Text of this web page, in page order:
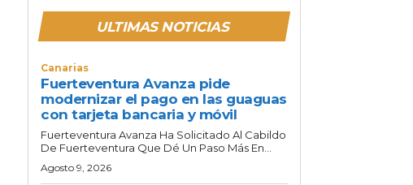
ULTIMAS NOTICIAS
Canarias
Fuerteventura Avanza pide
modernizar el pago en las guaguas
con tarjeta bancaria y móvil
Fuerteventura Avanza Ha Solicitado Al Cabildo
De Fuerteventura Que Dé Un Paso Más En...
Agosto 9, 2026